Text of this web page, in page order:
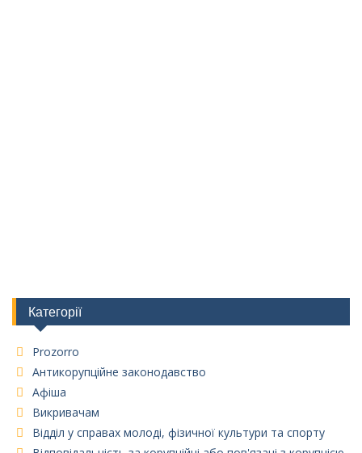
Категорії
Prozorro
Антикорупційне законодавство
Афіша
Викривачам
Відділ у справах молоді, фізичної культури та спорту